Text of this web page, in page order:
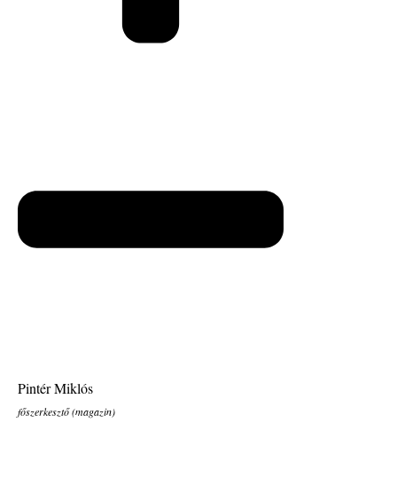
Pintér Miklós
főszerkesztő (magazin)